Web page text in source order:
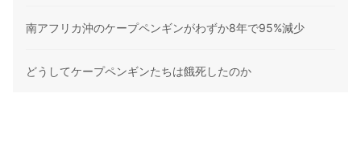
南アフリカ沖のケープペンギンがわずか8年で95%減少
どうしてケープペンギンたちは餓死したのか